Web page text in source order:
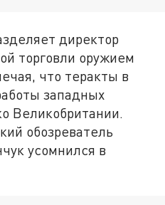
директор
торговли оружием
что теракты в
западных
Великобритании.
обозреватель
усомнился в